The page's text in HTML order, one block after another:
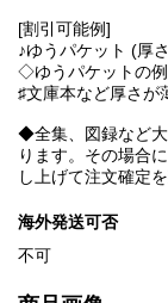
[割引可能例]
♪ゆうパケット (厚
◇ゆうパケットの
♯文庫本など厚さが
◆全集、図録など
ります。その場合
し上げて注文確定を
海外発送可否
不可